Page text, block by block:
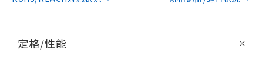
定格/性能